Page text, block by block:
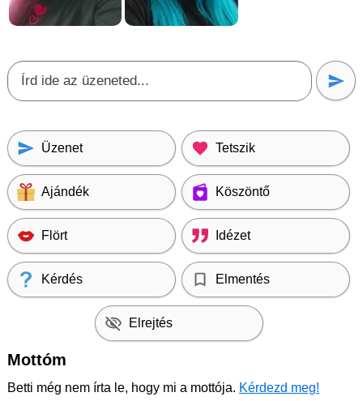
Üzenet Tetszik
Ajándék Köszöntő
Flört Idézet
Kérdés Elmentés
Elrejtés
Mottóm
Betti még nem írta le, hogy mi a mottója. Kérdezd meg!